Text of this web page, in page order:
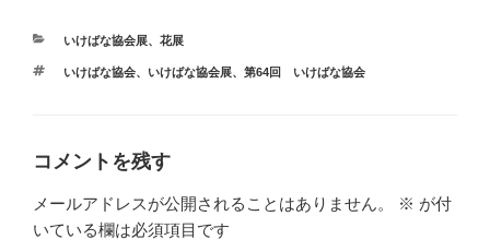
カ
ゴ
いけばな協会展、 花展
タ
いけばな協会、 いけばな協会展、 第64回 いけばな協会
コメントを残す
メールアドレスが公開されることはありません。 ※ が付
いている欄は必須項目です